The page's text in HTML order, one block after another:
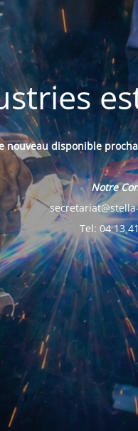
nouveau disponible
Notre
Tel: 04 13